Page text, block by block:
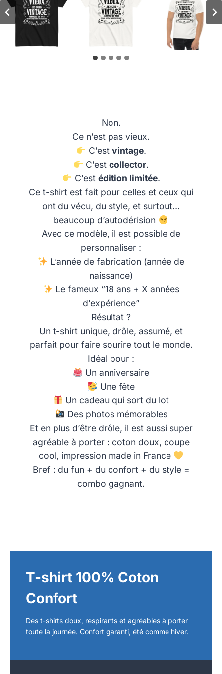
Non.
Ce n’est pas vieux.
C’est vintage.
C’estcollector.
C’est édition limitée.
Ce t-shirt est fait pour celles et ceux qui
ont du vécu, du style, et surtout…
beaucoup d’autodérision
Avec ce modèle, il est possible de
personnaliser :
L’année de fabrication (année de
naissance)
Le fameux “18 ans + X années
d’expérience”
Résultat ?
Un t-shirt unique, drôle, assumé, et
parfait pour faire sourire tout le monde.
Idéal pour :
Un anniversaire
Une fête
Un cadeau qui sort du lot
Des photos mémorables
Et en plus d’être drôle, il est aussi super
agréable à porter : coton doux, coupe
cool, impression made in France
Bref : du fun + du confort + du style =
combo gagnant.
T-shirt 100% Coton
Confort
Des t-shirts doux, respirants et agréables à porter
toute la journée. Confort garanti, été comme hiver.